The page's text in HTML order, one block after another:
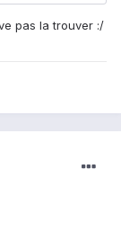
pas la trouver :/